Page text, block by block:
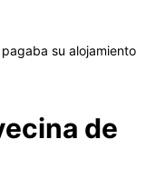
su alojamiento
de